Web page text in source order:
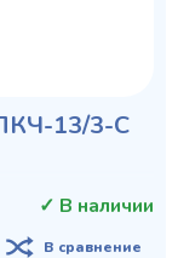
13/3-С
✓ В наличии
В сравнение